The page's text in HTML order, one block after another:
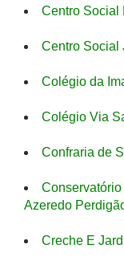
Centro Social
Centro Social
Colégio da
Colégio Via
Confraria de
Azeredo
Creche E